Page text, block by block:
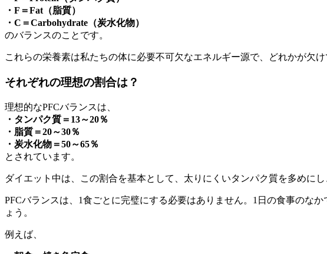
・F＝Fat（脂質）
・C＝Carbohydrate（炭水化物）
のバランスのことです。
これらの栄養素は私たちの体に必要不可欠なエネルギー源で、どれかが欠
それぞれの理想の割合は？
理想的なPFCバランスは、
・タンパク質＝13～20％
・脂質＝20～30％
・炭水化物＝50～65％
とされています。
ダイエット中は、この割合を基本として、太りにくいタンパク質を多めに
PFCバランスは、1食ごとに完璧にする必要はありません。1日の食事のな
ょう。
例えば、